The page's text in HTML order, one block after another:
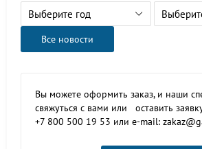
Выберите год
Все новости
Вы можете оформить заказ, и наши
свяжуться с вами или оставить
+7 800 500 19 53 или e-mail: